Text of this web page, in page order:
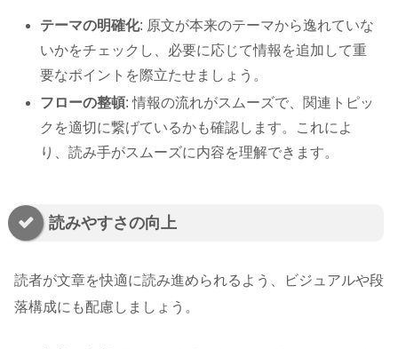
テーマの明確化: 原文が本来のテーマから逸れていな
いかをチェックし、必要に応じて情報を追加して重
要なポイントを際立たせましょう。
フローの整頓: 情報の流れがスムーズで、関連トピッ
クを適切に繋げているかも確認します。これによ
り、読み手がスムーズに内容を理解できます。
読みやすさの向上
読者が文章を快適に読み進められるよう、ビジュアルや段
落構成にも配慮しましょう。